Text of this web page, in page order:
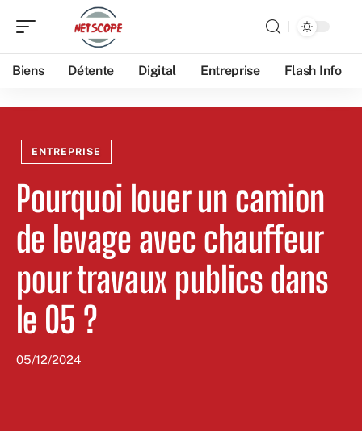
Biens Détente Digital Entreprise Flash Info
ENTREPRISE
Pourquoi louer un camion
de levage avec chauffeur
pour travaux publics dans
le 05 ?
05/12/2024